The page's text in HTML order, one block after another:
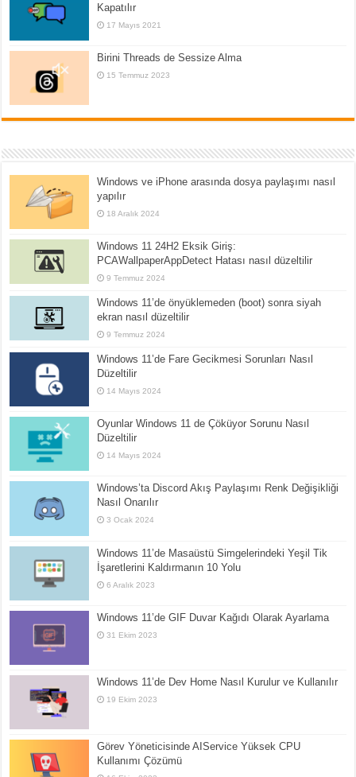
Kapatılır
17 Mayıs 2021
Birini Threads de Sessize Alma
15 Temmuz 2023
Windows ve iPhone arasında dosya paylaşımı nasıl
yapılır
18 Aralık 2024
Windows 11 24H2 Eksik Giriş:
PCAWallpaperAppDetect Hatası nasıl düzeltilir
9 Temmuz 2024
Windows 11’de önyüklemeden (boot) sonra siyah
ekran nasıl düzeltilir
9 Temmuz 2024
Windows 11’de Fare Gecikmesi Sorunları Nasıl
Düzeltilir
14 Mayıs 2024
Oyunlar Windows 11 de Çöküyor Sorunu Nasıl
Düzeltilir
14 Mayıs 2024
Windows’ta Discord Akış Paylaşımı Renk Değişikliği
Nasıl Onarılır
3 Ocak 2024
Windows 11’de Masaüstü Simgelerindeki Yeşil Tik
İşaretlerini Kaldırmanın 10 Yolu
6 Aralık 2023
Windows 11’de GIF Duvar Kağıdı Olarak Ayarlama
31 Ekim 2023
Windows 11’de Dev Home Nasıl Kurulur ve Kullanılır
19 Ekim 2023
Görev Yöneticisinde AIService Yüksek CPU
Kullanımı Çözümü